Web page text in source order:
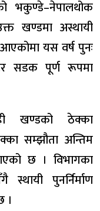
भकुण्डे–नेपालथोक
खण्डमा अस्थायी
यस वर्ष पुनः
सडक पूर्ण रूपमा
खण्डको ठेक्का
सम्झौता अन्तिम
छ । विभागका
पुनर्निर्माण
।